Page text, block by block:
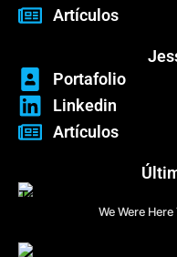
Artículos
Portafolio
Linkedin
Artículos
We Were